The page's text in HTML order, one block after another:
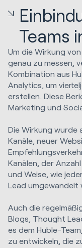
Teams
Um die Wirkung
genau zu messen,
Kombination aus
Analytics, um
erstellen. Diese
Marketing und
Die Wirkung wurde
Kanäle, neuer
Kanälen, der
und Weise, wie
Lead umgewandelt
Auch die
Blogs, Thought
es dem Huble-
zu entwickeln, die